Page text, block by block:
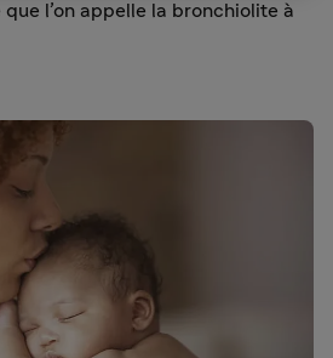
que l’on appelle la bronchiolite à